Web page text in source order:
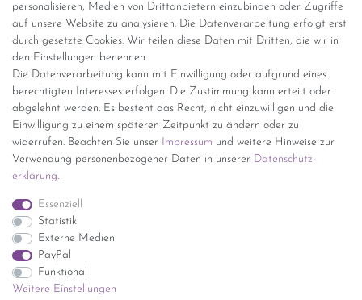
personalisieren, Medien von Drittanbietern einzubinden oder Zugriffe
auf unsere Website zu analysieren. Die Datenverarbeitung erfolgt erst
durch gesetzte Cookies. Wir teilen diese Daten mit Dritten, die wir in
den Einstellungen benennen.
Die Datenverarbeitung kann mit Einwilligung oder aufgrund eines
berechtigten Interesses erfolgen. Die Zustimmung kann erteilt oder
abgelehnt werden. Es besteht das Recht, nicht einzuwilligen und die
Einwilligung zu einem späteren Zeitpunkt zu ändern oder zu
widerrufen. Beachten Sie unser Impressum und weitere Hinweise zur
Verwendung personenbezogener Daten in unserer Daten­schutz­
erklärung.
Essenziell
Statistik
Externe Medien
PayPal
Funktional
Weitere Einstellungen
Versand per GLS (6,90 Euro) oder DHL (8,49 Euro ) inkl. MwSt.
(innerhalb Deutschlands)
kostenfreie Lieferung ab 150 Euro Warenwert (innerhalb
Deutschlands)
Übersicht Internationale Versandkosten
Wir kaufen an
Sie haben zuviel Porzellan im Schrank? Gerne kaufen wir dieses an.
Einfach unverbindliches Angebot anfordern.
*Endpreis inkl. MwSt. (Dieser Artikel unterliegt gem. § 25a
UStG der Differenzbesteuerung, ein Ausweis der
Mehrwertsteuer auf der Rechnung erfolgt nicht.)
Impressum Daten­schutz­erklärung